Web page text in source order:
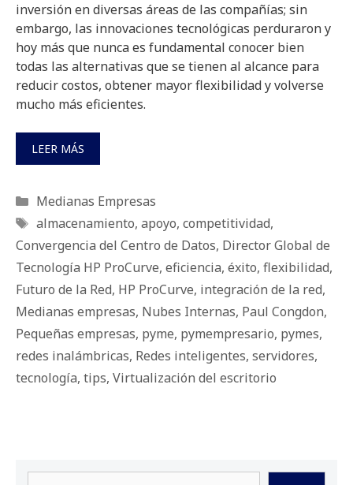
inversión en diversas áreas de las compañías; sin
embargo, las innovaciones tecnológicas perduraron y
hoy más que nunca es fundamental conocer bien
todas las alternativas que se tienen al alcance para
reducir costos, obtener mayor flexibilidad y volverse
mucho más eficientes.
LEER MÁS
Categorías
Medianas Empresas
Etiquetas
almacenamiento, apoyo, competitividad,
Convergencia del Centro de Datos, Director Global de
Tecnología HP ProCurve, eficiencia, éxito, fle­xi­bi­li­dad,
Futuro de la Red, HP ProCurve, integración de la red,
Medianas empresas, Nubes Internas, Paul Congdon,
Pequeñas empresas, pyme, pymempresario, pymes,
redes inalámbricas, Redes inteligentes, servidores,
tecnología, tips, Virtualización del escritorio